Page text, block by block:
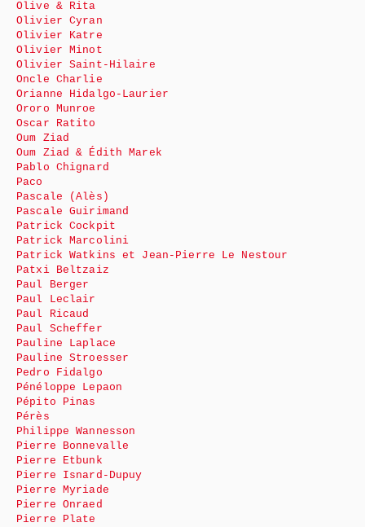
Olive & Rita
Olivier Cyran
Olivier Katre
Olivier Minot
Olivier Saint-Hilaire
Oncle Charlie
Orianne Hidalgo-Laurier
Ororo Munroe
Oscar Ratito
Oum Ziad
Oum Ziad & Édith Marek
Pablo Chignard
Paco
Pascale (Alès)
Pascale Guirimand
Patrick Cockpit
Patrick Marcolini
Patrick Watkins et Jean-Pierre Le Nestour
Patxi Beltzaiz
Paul Berger
Paul Leclair
Paul Ricaud
Paul Scheffer
Pauline Laplace
Pauline Stroesser
Pedro Fidalgo
Pénéloppe Lepaon
Pépito Pinas
Pérès
Philippe Wannesson
Pierre Bonnevalle
Pierre Etbunk
Pierre Isnard-Dupuy
Pierre Myriade
Pierre Onraed
Pierre Plate